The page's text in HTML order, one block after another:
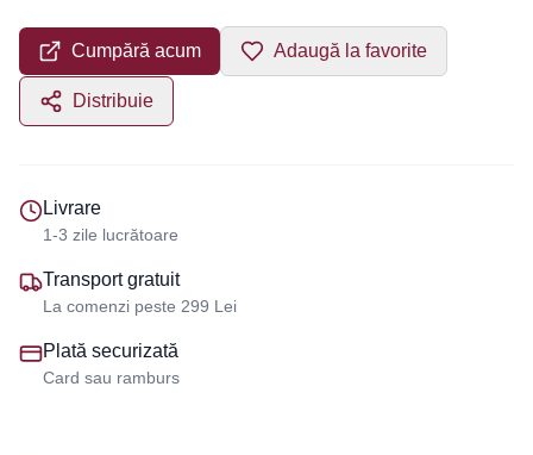
Cumpără acum Adaugă la favorite
Distribuie
Livrare
1-3 zile lucrătoare
Transport gratuit
La comenzi peste 299 Lei
Plată securizată
Card sau ramburs